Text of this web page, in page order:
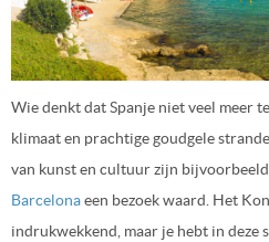
Wie denkt dat Spanje niet veel meer
klimaat en prachtige goudgele
van kunst en cultuur zijn
Barcelonaeen bezoek waard. Het
indrukwekkend, maar je hebt in deze